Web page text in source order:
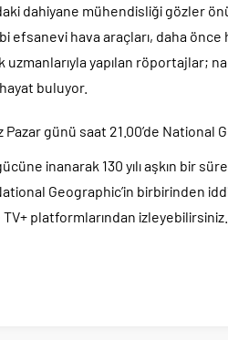
dahiyane mühendisliği gözler
efsanevi hava araçları, daha
uzmanlarıyla yapılan röportajlar;
buluyor.
günü saat 21.00’de National
inanarak 130 yılı aşkın bir
Geographic’in birbirinden
platformlarından izleyebilirsiniz.